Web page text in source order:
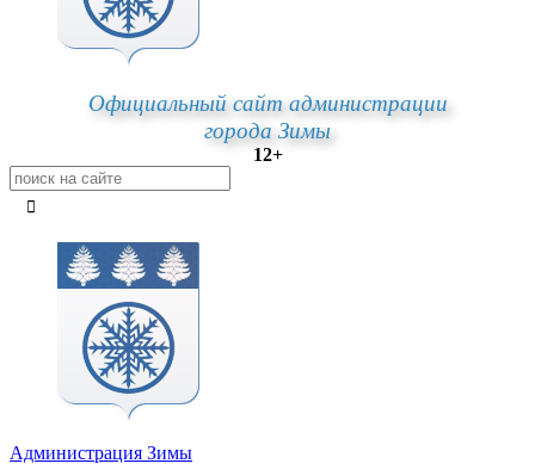
Официальный сайт администрации
города Зимы
12+
Администрация Зимы